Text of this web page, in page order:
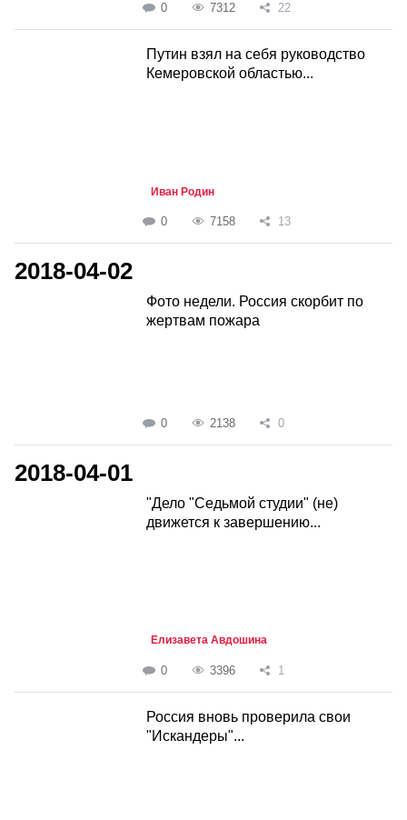
0 7312 22
Путин взял на себя руководство
Кемеровской областью...
Иван Родин
0 7158 13
2018-04-02
Фото недели. Россия скорбит по
жертвам пожара
0 2138 0
2018-04-01
"Дело "Седьмой студии" (не)
движется к завершению...
Елизавета Авдошина
0 3396 1
Россия вновь проверила свои
"Искандеры"...